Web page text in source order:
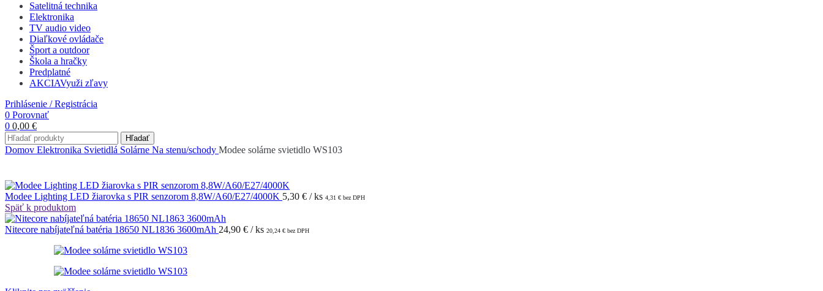
Satelitná technika
Elektronika
TV audio video
Diaľkové ovládače
Šport a outdoor
Škola a hračky
Predplatné
AKCIAVyuži zľavy
Prihlásenie / Registrácia
0 Porovnať
0 0,00 €
Hľadať
Domov Elektronika Svietidlá Solárne Na stenu/schody Modee solárne svietidlo WS103
Modee Lighting LED žiarovka s PIR senzorom 8,8W/A60/E27/4000K 5,30 € / ks 4,31 € bez DPH
Späť k produktom
Nitecore nabíjateľná batéria 18650 NL1836 3600mAh 24,90 € / ks 20,24 € bez DPH